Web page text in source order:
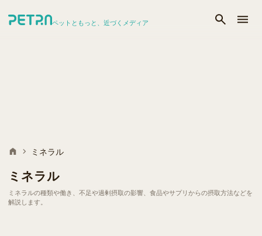
ペットともっと、近づくメディア
ミネラル
ミネラル
ミネラルの種類や働き、不足や過剰摂取の影響、食品やサプリからの摂取方法などを
解説します。